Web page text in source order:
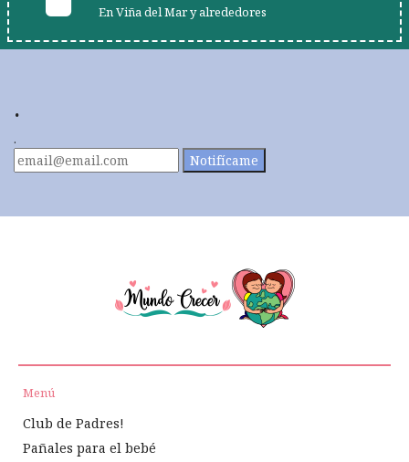
En Viña del Mar y alrededores
.
.
Notifícame
Menú
Club de Padres!
Pañales para el bebé